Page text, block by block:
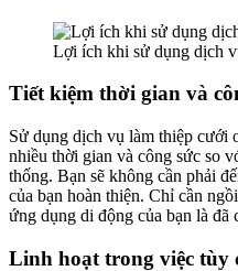
Lợi ích khi sử dụng dịch
Tiết kiệm thời gian và
Sử dụng dịch vụ làm thiệp cưới
nhiều thời gian và công sức so
thống. Bạn sẽ không cần phải
của bạn hoàn thiện. Chỉ cần
ứng dụng di động của bạn là đã
Linh hoạt trong việc tùy